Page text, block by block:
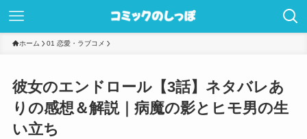
ホーム 01 恋愛・ラブコメ
彼女のエンドロール【3話】ネタバレあ
りの感想＆解説｜病魔の影とヒモ男の生
い立ち